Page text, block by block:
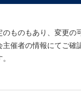
ものもあり、変更の
催者の情報にてご確